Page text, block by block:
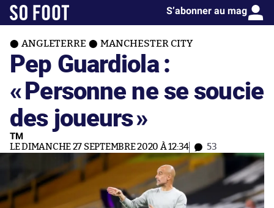
S’abonner au mag
ANGLETERRE MANCHESTER CITY
Pep Guardiola :
«Personne ne se soucie
des joueurs»
TM
LE DIMANCHE 27 SEPTEMBRE 2020 À 12:34 53